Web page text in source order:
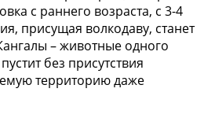
с раннего возраста, с 3-4
присущая волкодаву, станет
– животные одного
без присутствия
территорию даже